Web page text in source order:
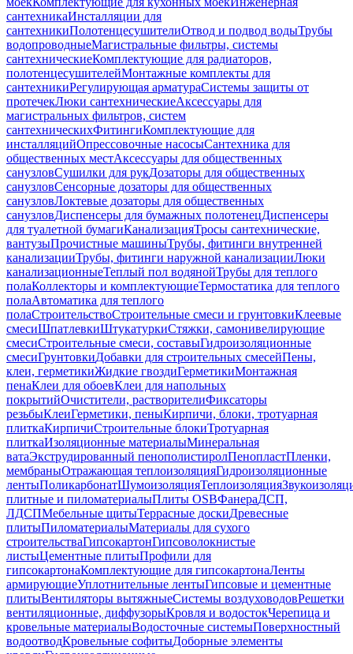
сантехникаИнсталляции для
сантехникиПолотенцесушителиОтвод и подвод водыТрубы
водопроводныеМагистральные фильтры, системы
сантехническиеКомплектующие для радиаторов,
полотенцесушителейМонтажные комплекты для
сантехникиРегулирующая арматураСистемы защиты от
протечекЛюки сантехническиеАксессуары для
магистральных фильтров, систем
сантехническихФитингиКомплектующие для
инсталляцийОпрессовочные насосыСантехника для
общественных местАксессуары для общественных
санузловСушилки для рукДозаторы для общественных
санузловСенсорные дозаторы для общественных
санузловЛоктевые дозаторы для общественных
санузловДиспенсеры для бумажных полотенецДиспенсеры
для туалетной бумагиКанализацияТросы сантехнические,
вантузыПрочистные машиныТрубы, фитинги внутренней
канализацииТрубы, фитинги наружной канализацииЛюки
канализационныеТеплый пол водянойТрубы для теплого
полаКоллекторы и комплектующиеТермостатика для теплого
полаАвтоматика для теплого
полаСтроительствоСтроительные смеси и грунтовкиКлеевые
смесиШпатлевкиШтукатуркиСтяжки, самонивелирующие
смесиСтроительные смеси, составыГидроизоляционные
смесиГрунтовкиДобавки для строительных смесейПены,
клеи, герметикиЖидкие гвоздиГерметикиМонтажная
пенаКлеи для обоевКлеи для напольных
покрытийОчистители, растворителиФиксаторы
резьбыКлеиГерметики, пеныКирпичи, блоки, тротуарная
плиткаКирпичиСтроительные блокиТротуарная
плиткаИзоляционные материалыМинеральная
ватаЭкструдированный пенополистиролПенопластПленки,
мембраныОтражающая теплоизоляцияГидроизоляционные
лентыПоликарбонатШумоизоляцияТеплоизоляция
плитные и пиломатериалыПлиты OSBФанераДСП,
ЛДСПМебельные щитыТеррасные доскиДревесные
плитыПиломатериалыМатериалы для сухого
строительстваГипсокартонГипсоволокнистые
листыЦементные плитыПрофили для
гипсокартонаКомплектующие для гипсокартонаЛенты
армирующиеУплотнительные лентыГипсовые и цементные
плитыВентиляторы вытяжныеСистемы воздуховодовРешетки
вентиляционные, диффузорыКровля и водостокЧерепица и
кровельные материалыВодосточные системыПоверхностный
водоотводКровельные софитыДоборные элементы